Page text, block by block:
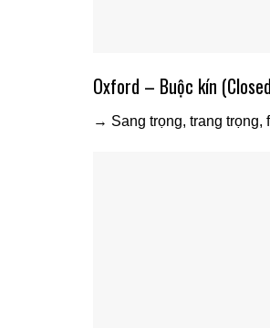
Oxford – Buộc kín
→ Sang trọng, trang trọng,